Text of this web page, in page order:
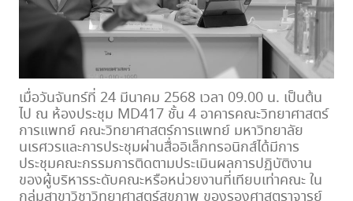
เมื่อวันจันทร์ที่ 24 มีนาคม 2568 เวลา 09.00 น. เป็นต้น
ไป ณ ห้องประชุม MD417 ชั้น 4 อาคารคณะวิทยาศาสตร์
การแพทย์ คณะวิทยาศาสตร์การแพทย์ มหาวิทยาลัย
นเรศวรและการประชุมผ่านสื่ออิเล็กทรอนิกส์ได้มีการ
ประชุมคณะกรรมการติดตามประเมินผลการปฏิบัติงาน
ของผู้บริหารระดับคณะหรือหน่วยงานที่เทียบเท่าคณะ ใน